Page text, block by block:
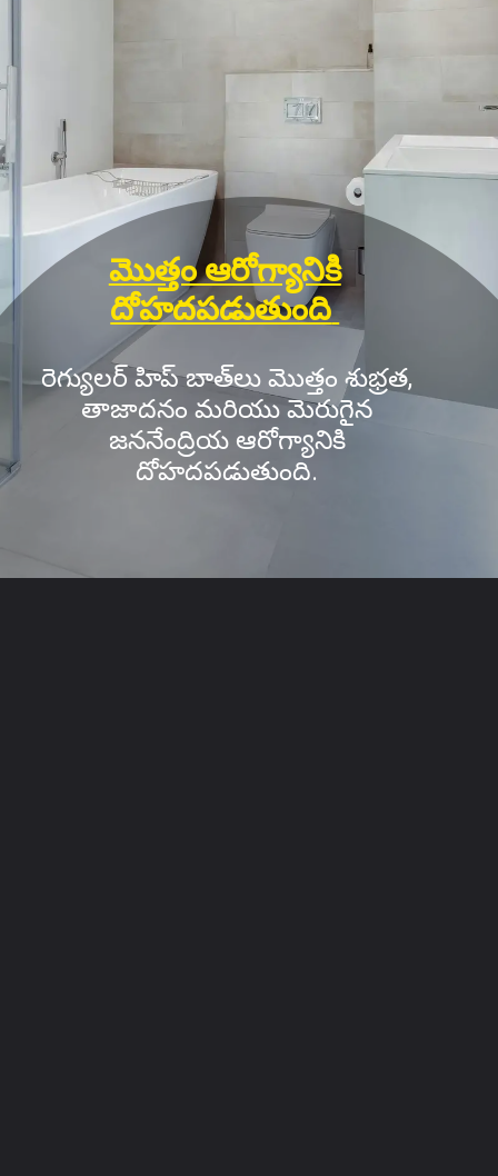
మొత్తం ఆరోగ్యానికి
దోహదపడుతుంది
రెగ్యులర్ హిప్ బాత్‌లు మొత్తం శుభ్రత,
తాజాదనం మరియు మెరుగైన
జననేంద్రియ ఆరోగ్యానికి
దోహదపడుతుంది.